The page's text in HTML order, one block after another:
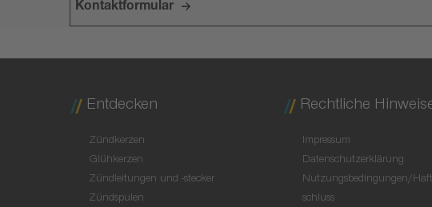
Kontaktformular
Entdecken
Zündkerzen
Glühkerzen
Zündleitungen und -stecker
Zündspulen
Rechtliche
Impressum
Datenschutzerklärung
Nutzungsbedingungen/
schluss